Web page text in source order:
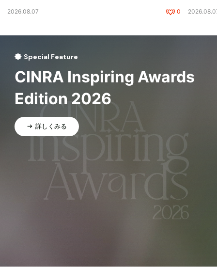
2026.08.07 0
Special Feature
CINRA Inspiring Awards
Edition 2026
詳しくみる